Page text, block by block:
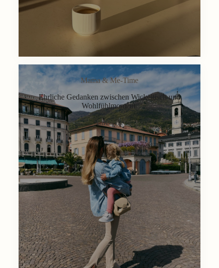
Mama & Me-Time
Ehrliche Gedanken zwischen Wickeltisch und
Wohlfühlmoment.
Lifestyle